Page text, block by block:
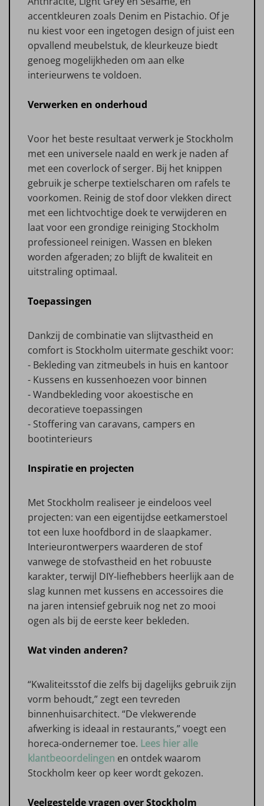
accentkleuren zoals Denim en Pistachio. Of je
nu kiest voor een ingetogen design of juist een
opvallend meubelstuk, de kleurkeuze biedt
genoeg mogelijkheden om aan elke
interieurwens te voldoen.
Verwerken en onderhoud
Voor het beste resultaat verwerk je Stockholm
met een universele naald en werk je naden af
met een coverlock of serger. Bij het knippen
gebruik je scherpe textielscharen om rafels te
voorkomen. Reinig de stof door vlekken direct
met een lichtvochtige doek te verwijderen en
laat voor een grondige reiniging Stockholm
professioneel reinigen. Wassen en bleken
worden afgeraden; zo blijft de kwaliteit en
uitstraling optimaal.
Toepassingen
Dankzij de combinatie van slijtvastheid en
comfort is Stockholm uitermate geschikt voor:
- Bekleding van zitmeubels in huis en kantoor
- Kussens en kussenhoezen voor binnen
- Wandbekleding voor akoestische en
decoratieve toepassingen
- Stoffering van caravans, campers en
bootinterieurs
Inspiratie en projecten
Met Stockholm realiseer je eindeloos veel
projecten: van een eigentijdse eetkamerstoel
tot een luxe hoofdbord in de slaapkamer.
Interieurontwerpers waarderen de stof
vanwege de stofvastheid en het robuuste
karakter, terwijl DIY-liefhebbers heerlijk aan de
slag kunnen met kussens en accessoires die
na jaren intensief gebruik nog net zo mooi
ogen als bij de eerste keer bekleden.
Wat vinden anderen?
“Kwaliteitsstof die zelfs bij dagelijks gebruik zijn
vorm behoudt,” zegt een tevreden
binnenhuisarchitect. “De vlekwerende
afwerking is ideaal in restaurants,” voegt een
horeca-ondernemer toe. Lees hier alle
klantbeoordelingen en ontdek waarom
Stockholm keer op keer wordt gekozen.
Veelgestelde vragen over Stockholm